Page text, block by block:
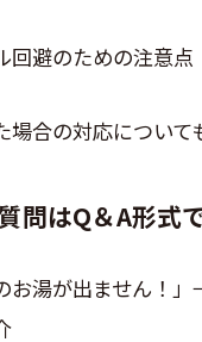
回避のための注意点
場合の対応について
問はQ＆A形式
お湯が出ません！